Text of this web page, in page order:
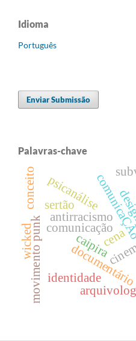
Idioma
Português
Enviar Submissão
Palavras-chave
antirracismo
comunicação
identidade
movimento punk
wicked
psicanálise
sertão
cena
caipira
conceito